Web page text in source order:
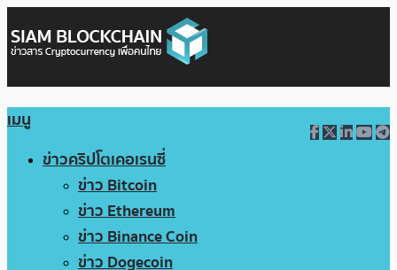
เมนู
ข่าวคริปโตเคอเรนซี่
ข่าว Bitcoin
ข่าว Ethereum
ข่าว Binance Coin
ข่าว Dogecoin